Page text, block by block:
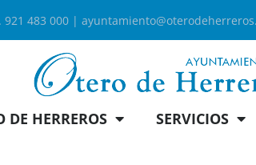
921 483 000 |
DE HERREROS SERVICIOS